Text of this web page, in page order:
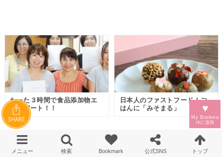
♥
My Bookma
rkに 追加
たった３時間で食品添加物エ
キスパート！！
日本人のファストフード！ご
はんに「みそまる」